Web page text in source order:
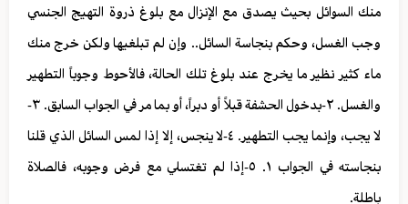
منك السوائل بحيث يصدق مع الإنزال مع بلوغ ذروة التهيج الجنسي
وجب الغسل، وحكم بنجاسة السائل.. وإن لم تبلغيها ولكن خرج منك
ماء كثير نظير ما يخرج عند بلوغ تلك الحالة، فالأحوط وجوباً التطهير
والغسل. ٢-بدخول الحشفة قبلاً أو دبراً، أو بما مر في الجواب السابق. ٣-
لا يجب، وإنما يجب التطهير. ٤-لا ينجس، إلا إذا لمس السائل الذي قلنا
بنجاسته في الجواب ١. ٥-إذا لم تغتسلي مع فرض وجوبه، فالصلاة
باطلة.